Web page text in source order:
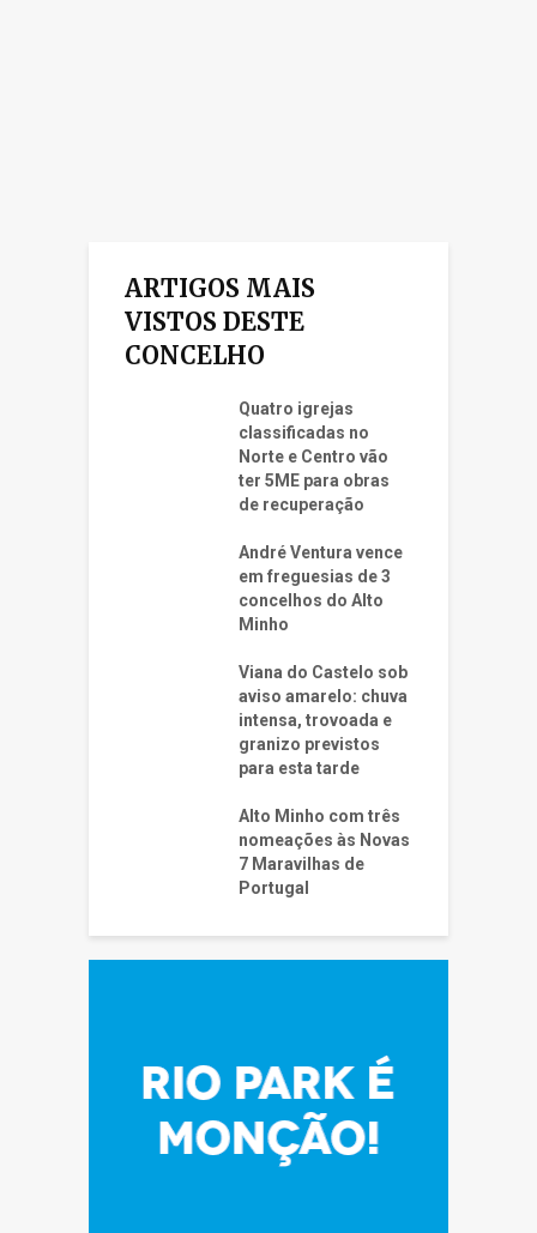
ARTIGOS MAIS
VISTOS DESTE
CONCELHO
Quatro igrejas
classificadas no
Norte e Centro vão
ter 5ME para obras
de recuperação
André Ventura vence
em freguesias de 3
concelhos do Alto
Minho
Viana do Castelo sob
aviso amarelo: chuva
intensa, trovoada e
granizo previstos
para esta tarde
Alto Minho com três
nomeações às Novas
7 Maravilhas de
Portugal